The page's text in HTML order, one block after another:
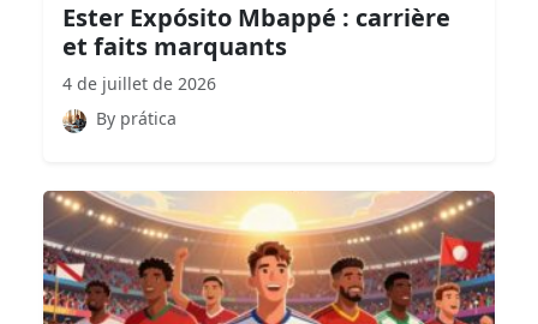
Ester Expósito Mbappé : carrière
et faits marquants
4 de juillet de 2026
By prática